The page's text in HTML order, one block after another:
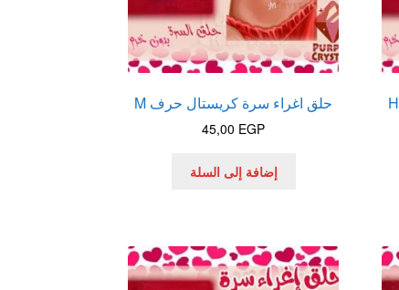
حلق اغراء سرة كريستال حرف M
45,00 EGP
إضافة إلى السلة